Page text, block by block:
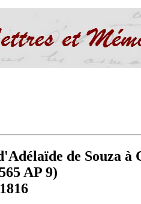
de Souza à
AP 9)